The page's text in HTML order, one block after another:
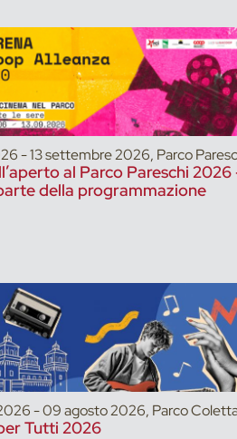
- 13 settembre 2026, Parco
al Parco Pareschi 2026
della programmazione
- 09 agosto 2026, Parco
Tutti 2026